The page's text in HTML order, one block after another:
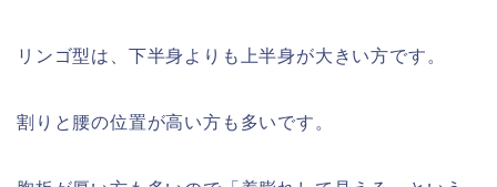
リンゴ型は、下半身よりも上半身が大きい方です。
割りと腰の位置が高い方も多いです。